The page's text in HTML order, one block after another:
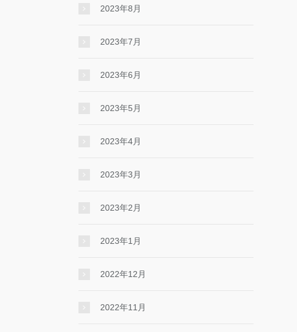
2023年8月
2023年7月
2023年6月
2023年5月
2023年4月
2023年3月
2023年2月
2023年1月
2022年12月
2022年11月